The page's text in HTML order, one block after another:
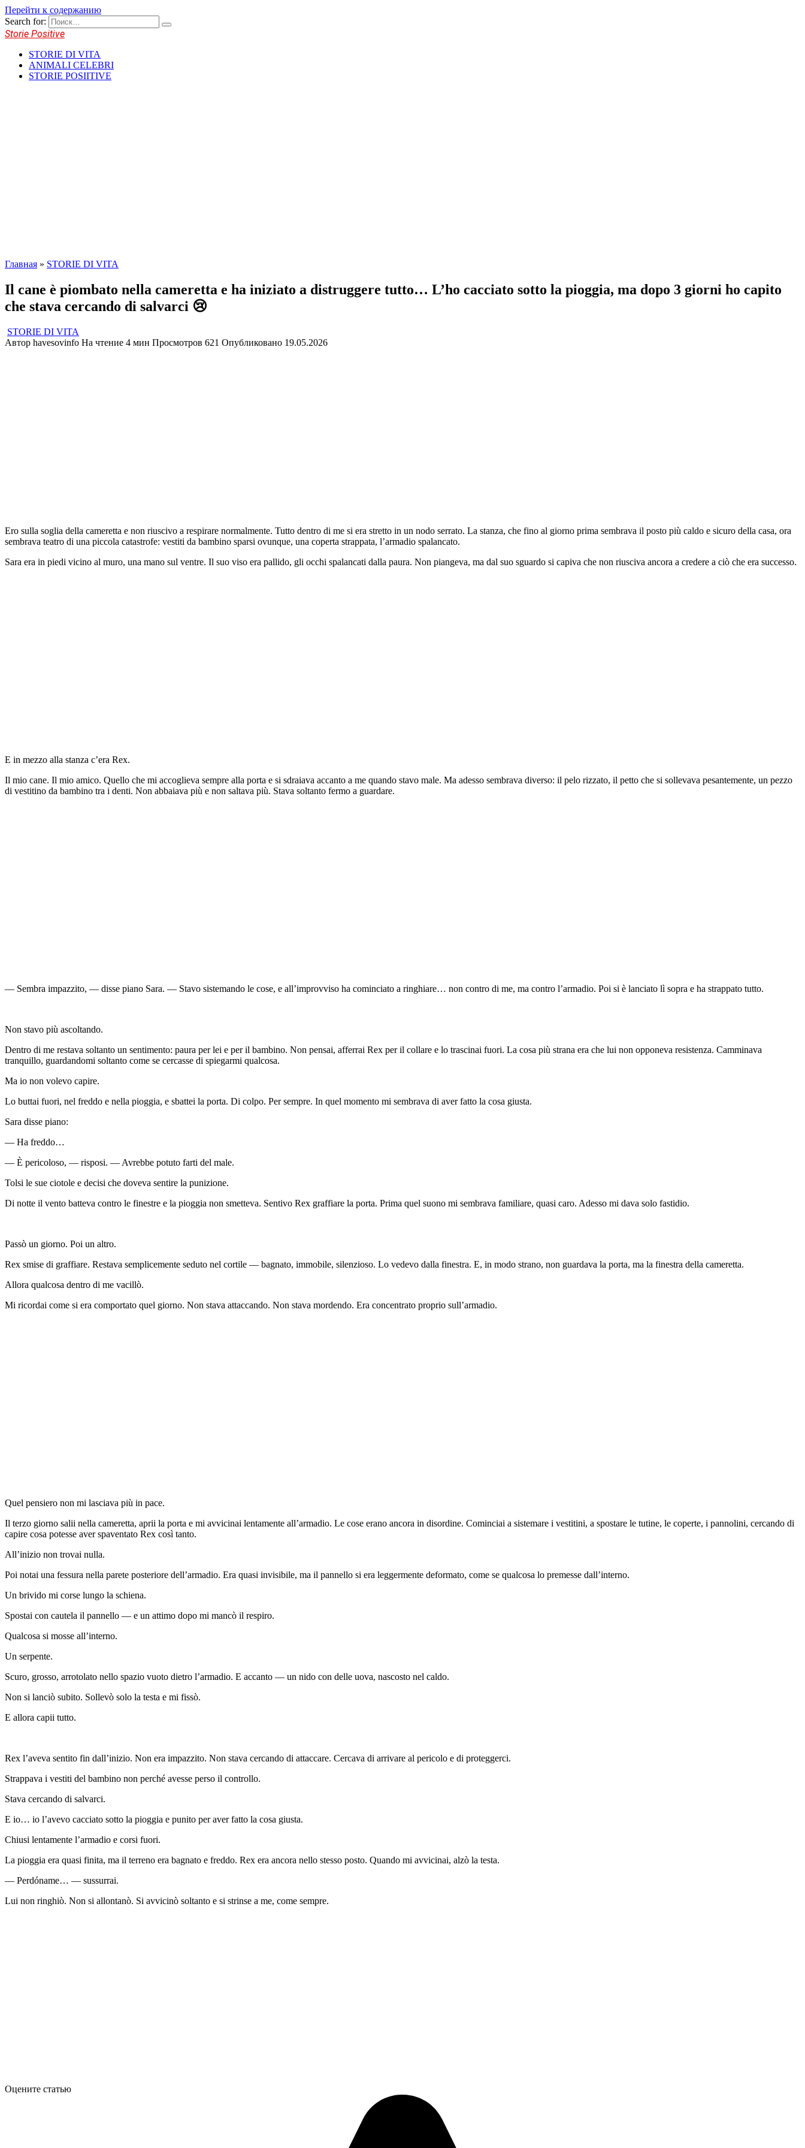
Перейти к содержанию
Search for:
Storie Positive
STORIE DI VITA
ANIMALI CELEBRI
STORIE POSIITIVE
Главная » STORIE DI VITA
Il cane è piombato nella cameretta e ha iniziato a distruggere tutto… L’ho cacciato sotto la pioggia, ma dopo 3 giorni ho capito
che stava cercando di salvarci 😢
STORIE DI VITA
Автор havesovinfo На чтение 4 мин Просмотров 621 Опубликовано 19.05.2026
Ero sulla soglia della cameretta e non riuscivo a respirare normalmente. Tutto dentro di me si era stretto in un nodo serrato. La stanza, che fino al giorno prima sembrava il posto più caldo e sicuro della casa, ora
sembrava teatro di una piccola catastrofe: vestiti da bambino sparsi ovunque, una coperta strappata, l’armadio spalancato.
Sara era in piedi vicino al muro, una mano sul ventre. Il suo viso era pallido, gli occhi spalancati dalla paura. Non piangeva, ma dal suo sguardo si capiva che non riusciva ancora a credere a ciò che era successo.
E in mezzo alla stanza c’era Rex.
Il mio cane. Il mio amico. Quello che mi accoglieva sempre alla porta e si sdraiava accanto a me quando stavo male. Ma adesso sembrava diverso: il pelo rizzato, il petto che si sollevava pesantemente, un pezzo
di vestitino da bambino tra i denti. Non abbaiava più e non saltava più. Stava soltanto fermo a guardare.
— Sembra impazzito, — disse piano Sara. — Stavo sistemando le cose, e all’improvviso ha cominciato a ringhiare… non contro di me, ma contro l’armadio. Poi si è lanciato lì sopra e ha strappato tutto.
Non stavo più ascoltando.
Dentro di me restava soltanto un sentimento: paura per lei e per il bambino. Non pensai, afferrai Rex per il collare e lo trascinai fuori. La cosa più strana era che lui non opponeva resistenza. Camminava
tranquillo, guardandomi soltanto come se cercasse di spiegarmi qualcosa.
Ma io non volevo capire.
Lo buttai fuori, nel freddo e nella pioggia, e sbattei la porta. Di colpo. Per sempre. In quel momento mi sembrava di aver fatto la cosa giusta.
Sara disse piano:
— Ha freddo…
— È pericoloso, — risposi. — Avrebbe potuto farti del male.
Tolsi le sue ciotole e decisi che doveva sentire la punizione.
Di notte il vento batteva contro le finestre e la pioggia non smetteva. Sentivo Rex graffiare la porta. Prima quel suono mi sembrava familiare, quasi caro. Adesso mi dava solo fastidio.
Passò un giorno. Poi un altro.
Rex smise di graffiare. Restava semplicemente seduto nel cortile — bagnato, immobile, silenzioso. Lo vedevo dalla finestra. E, in modo strano, non guardava la porta, ma la finestra della cameretta.
Allora qualcosa dentro di me vacillò.
Mi ricordai come si era comportato quel giorno. Non stava attaccando. Non stava mordendo. Era concentrato proprio sull’armadio.
Quel pensiero non mi lasciava più in pace.
Il terzo giorno salii nella cameretta, aprii la porta e mi avvicinai lentamente all’armadio. Le cose erano ancora in disordine. Cominciai a sistemare i vestitini, a spostare le tutine, le coperte, i pannolini, cercando di
capire cosa potesse aver spaventato Rex così tanto.
All’inizio non trovai nulla.
Poi notai una fessura nella parete posteriore dell’armadio. Era quasi invisibile, ma il pannello si era leggermente deformato, come se qualcosa lo premesse dall’interno.
Un brivido mi corse lungo la schiena.
Spostai con cautela il pannello — e un attimo dopo mi mancò il respiro.
Qualcosa si mosse all’interno.
Un serpente.
Scuro, grosso, arrotolato nello spazio vuoto dietro l’armadio. E accanto — un nido con delle uova, nascosto nel caldo.
Non si lanciò subito. Sollevò solo la testa e mi fissò.
E allora capii tutto.
Rex l’aveva sentito fin dall’inizio. Non era impazzito. Non stava cercando di attaccare. Cercava di arrivare al pericolo e di proteggerci.
Strappava i vestiti del bambino non perché avesse perso il controllo.
Stava cercando di salvarci.
E io… io l’avevo cacciato sotto la pioggia e punito per aver fatto la cosa giusta.
Chiusi lentamente l’armadio e corsi fuori.
La pioggia era quasi finita, ma il terreno era bagnato e freddo. Rex era ancora nello stesso posto. Quando mi avvicinai, alzò la testa.
— Perdóname… — sussurrai.
Lui non ringhiò. Non si allontanò. Si avvicinò soltanto e si strinse a me, come sempre.
Оцените статью